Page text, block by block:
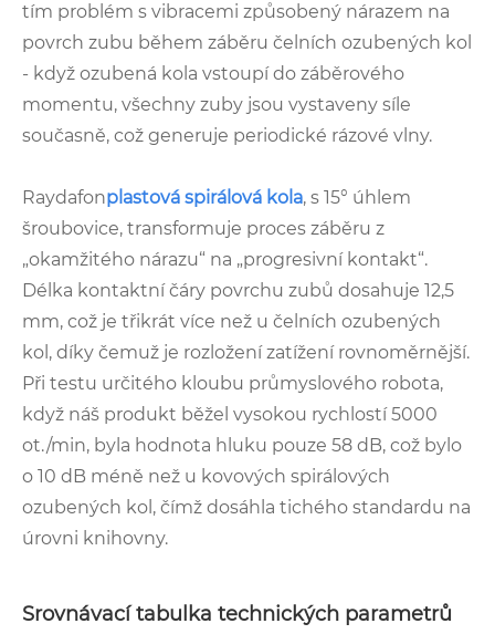
tím problém s vibracemi způsobený nárazem na
povrch zubu během záběru čelních ozubených kol
- když ozubená kola vstoupí do záběrového
momentu, všechny zuby jsou vystaveny síle
současně, což generuje periodické rázové vlny.
Raydafonplastová spirálová kola, s 15° úhlem
šroubovice, transformuje proces záběru z
„okamžitého nárazu“ na „progresivní kontakt“.
Délka kontaktní čáry povrchu zubů dosahuje 12,5
mm, což je třikrát více než u čelních ozubených
kol, díky čemuž je rozložení zatížení rovnoměrnější.
Při testu určitého kloubu průmyslového robota,
když náš produkt běžel vysokou rychlostí 5000
ot./min, byla hodnota hluku pouze 58 dB, což bylo
o 10 dB méně než u kovových spirálových
ozubených kol, čímž dosáhla tichého standardu na
úrovni knihovny.
Srovnávací tabulka technických parametrů